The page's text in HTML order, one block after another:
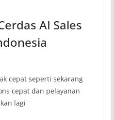
AI Sales
cepat seperti sekarang
cepat dan pelayanan
lagi